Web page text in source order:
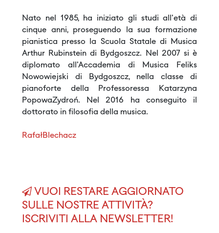
Nato nel 1985, ha iniziato gli studi all'età di
cinque anni, proseguendo la sua formazione
pianistica presso la Scuola Statale di Musica
Arthur Rubinstein di Bydgoszcz. Nel 2007 si è
diplomato all'Accademia di Musica Feliks
Nowowiejski di Bydgoszcz, nella classe di
pianoforte della Professoressa Katarzyna
PopowaZydroń. Nel 2016 ha conseguito il
dottorato in filosofia della musica.
RafałBlechacz
VUOI RESTARE AGGIORNATO
SULLE NOSTRE ATTIVITÀ?
ISCRIVITI ALLA NEWSLETTER!